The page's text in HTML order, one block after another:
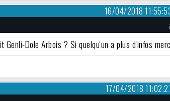
16/04/2018
Dole Arbois ? Si quelqu'un a plus d'infos
17/04/2018